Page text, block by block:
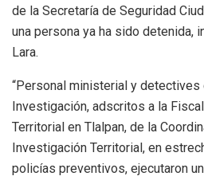
de la Secretaría de Seguridad
una persona ya ha sido detenida,
Lara.
“Personal ministerial y detectives
Investigación, adscritos a la
Territorial en Tlalpan, de la
Investigación Territorial, en
policías preventivos, ejecutaron